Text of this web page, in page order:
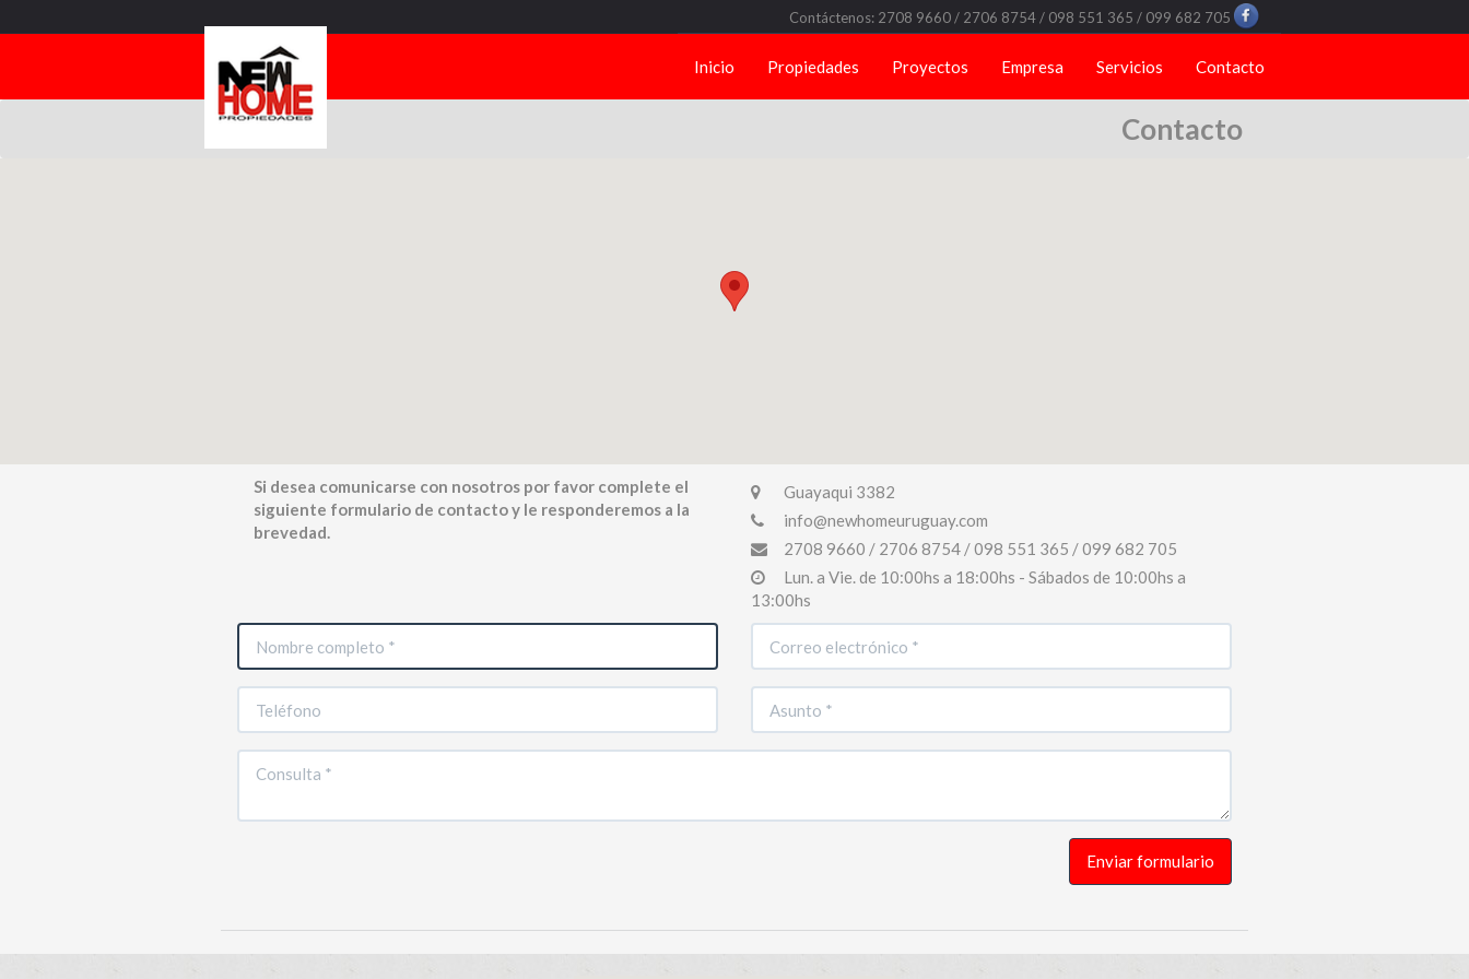
Contáctenos: 2708 9660 / 2706 8754 / 098 551 365 / 099 682 705
Inicio Propiedades Proyectos Empresa Servicios Contacto
Contacto
Si desea comunicarse con nosotros por favor complete el
siguiente formulario de contacto y le responderemos a la
brevedad.
Guayaqui 3382
info@newhomeuruguay.com
2708 9660 / 2706 8754 / 098 551 365 / 099 682 705
Lun. a Vie. de 10:00hs a 18:00hs - Sábados de 10:00hs a
13:00hs
Enviar formulario